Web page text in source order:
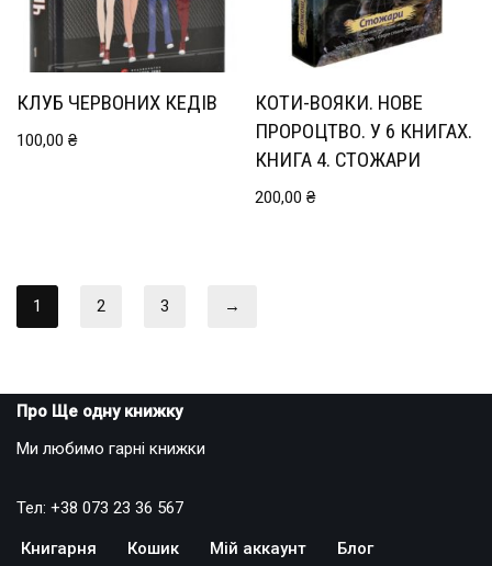
КЛУБ ЧЕРВОНИХ КЕДІВ
100,00 ₴
КОТИ-ВОЯКИ. НОВЕ
ПРОРОЦТВО. У 6 КНИГАХ.
КНИГА 4. СТОЖАРИ
200,00₴
1 2 3 →
Про Ще одну книжку
Ми любимо гарні книжки
Тел: +38 073 23 36 567
Книгарня Кошик Мій аккаунт Блог